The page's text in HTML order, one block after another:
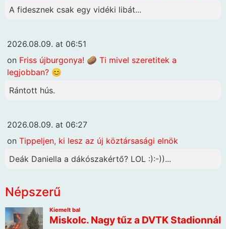
A fidesznek csak egy vidéki libát...
2026.08.09. at 06:51
on Friss újburgonya! 🥔 Ti mivel szeretitek a
legjobban? 😊
Rántott hús.
2026.08.09. at 06:27
on Tippeljen, ki lesz az új köztársasági elnök
Deák Daniella a dákószakértő? LOL :):-))...
Népszerű